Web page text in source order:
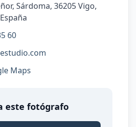
Sárdoma, 36205 Vigo,
60
Maps
este fotógrafo